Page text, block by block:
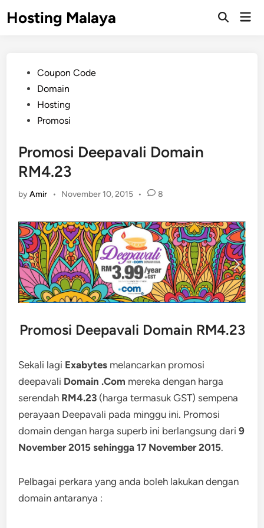
toHosting Malaya
Open
PostedCoupon Code
Domain
Hosting
Promosi
Promosi Deepavali Domain
RM4.23
byAmir • November 10, 2015 • 8
Promosi Deepavali Domain RM4.23
Sekali lagi Exabytes melancarkan promosi
deepavali Domain .Com mereka dengan harga
serendah RM4.23 (harga termasuk GST) sempena
perayaan Deepavali pada minggu ini. Promosi
domain dengan harga superb ini berlangsung dari9
November 2015 sehingga 17 November 2015.
Pelbagai perkara yang anda boleh lakukan dengan
domain antaranya :